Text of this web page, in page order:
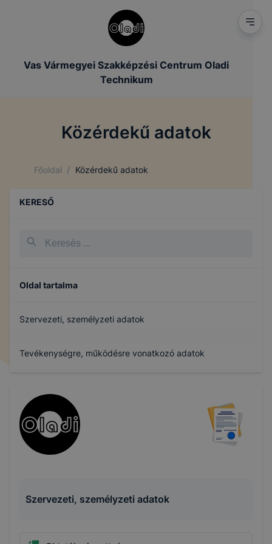
Vas Vármegyei Szakképzési Centrum Oladi
Technikum
Közérdekű adatok
Főoldal / Közérdekű adatok
KERESŐ
Oldal tartalma
Szervezeti, személyzeti adatok
Tevékenységre, működésre vonatkozó adatok
Archívum
Szervezeti, személyzeti adatok